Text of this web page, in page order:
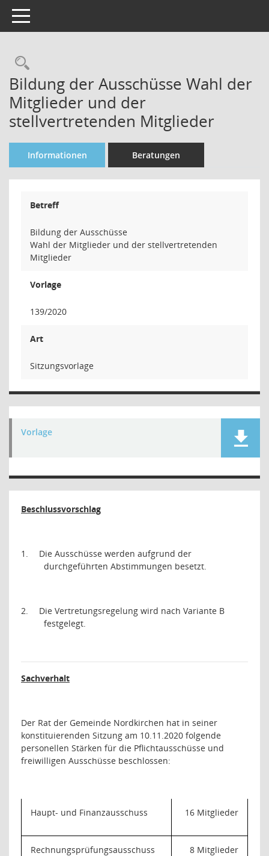
Toggle navigation
Rechercheauswahl
Bildung der Ausschüsse Wahl der
Mitglieder und der
stellvertretenden Mitglieder
Informationen Beratungen
Betreff
Bildung der Ausschüsse
Wahl der Mitglieder und der stellvertretenden
Mitglieder
Vorlage
139/2020
Art
Sitzungsvorlage
Vorlage
Beschlussvorschlag
1.
Die Ausschüsse werden aufgrund der
durchgeführten Abstimmungen besetzt.
2.
Die Vertretungsregelung wird nach Variante B
festgelegt.
Sachverhalt
Der Rat der Gemeinde Nordkirchen hat in seiner
konstituierenden Sitzung am 10.11.2020 folgende
personellen Stärken für die Pflichtausschüsse und
freiwilligen Ausschüsse beschlossen:
Haupt- und Finanzausschuss 16 Mitglieder
Rechnungsprüfungsausschuss 8 Mitglieder